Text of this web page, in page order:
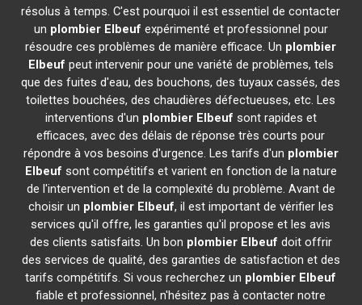
résolus à temps. C'est pourquoi il est essentiel de contacter
un plombier Elbeuf expérimenté et professionnel pour
résoudre ces problèmes de manière efficace. Un plombier
Elbeuf peut intervenir pour une variété de problèmes, tels
que des fuites d'eau, des bouchons, des tuyaux cassés, des
toilettes bouchées, des chaudières défectueuses, etc. Les
interventions d'un plombier Elbeuf sont rapides et
efficaces, avec des délais de réponse très courts pour
répondre à vos besoins d'urgence. Les tarifs d'un plombier
Elbeuf sont compétitifs et varient en fonction de la nature
de l'intervention et de la complexité du problème. Avant de
choisir un plombier Elbeuf, il est important de vérifier les
services qu'il offre, les garanties qu'il propose et les avis
des clients satisfaits. Un bon plombier Elbeuf doit offrir
des services de qualité, des garanties de satisfaction et des
tarifs compétitifs. Si vous recherchez un plombier Elbeuf
fiable et professionnel, n'hésitez pas à contacter notre